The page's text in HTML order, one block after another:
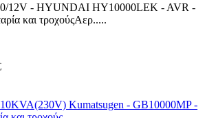
12V - HYUNDAI HY10000LEK - AVR -
και τροχούςΑερ.....